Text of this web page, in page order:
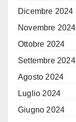
Dicembre 2024
Novembre 2024
Ottobre 2024
Settembre 2024
Agosto 2024
Luglio 2024
Giugno 2024